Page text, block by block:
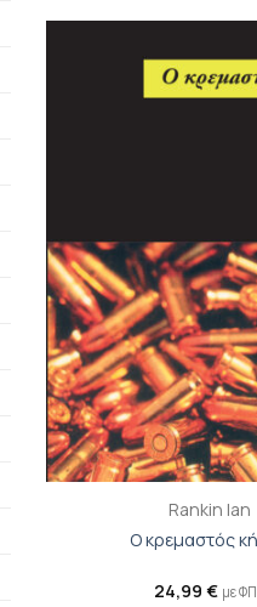
+
Rankin Ian
Ο κρεμαστός
24,99€ με